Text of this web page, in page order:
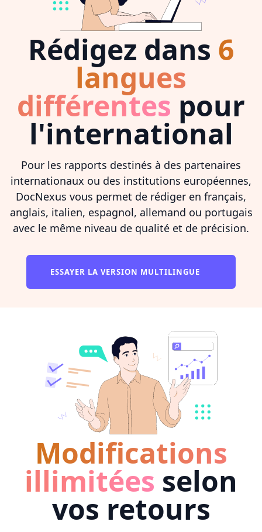
Rédigez dans 6
langues
différentes pour
l'international
Pour les rapports destinés à des partenaires
internationaux ou des institutions européennes,
DocNexus vous permet de rédiger en français,
anglais, italien, espagnol, allemand ou portugais
avec le même niveau de qualité et de précision.
ESSAYER LA VERSION MULTILINGUE
Modifications
illimitées selon
vos retours